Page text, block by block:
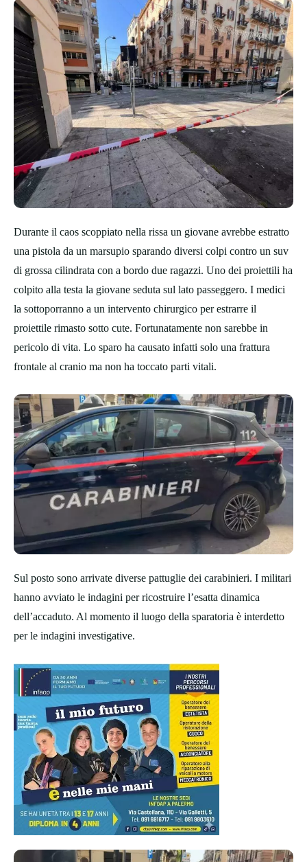
Durante il caos scoppiato nella rissa un giovane avrebbe estratto
una pistola da un marsupio sparando diversi colpi contro un suv
di grossa cilindrata con a bordo due ragazzi. Uno dei proiettili ha
colpito alla testa la giovane seduta sul lato passeggero. I medici
la sottoporranno a un intervento chirurgico per estrarre il
proiettile rimasto sotto cute. Fortunatamente non sarebbe in
pericolo di vita. Lo sparo ha causato infatti solo una frattura
frontale al cranio ma non ha toccato parti vitali.
Sul posto sono arrivate diverse pattuglie dei carabinieri. I militari
hanno avviato le indagini per ricostruire l’esatta dinamica
dell’accaduto. Al momento il luogo della sparatoria è interdetto
per le indagini investigative.